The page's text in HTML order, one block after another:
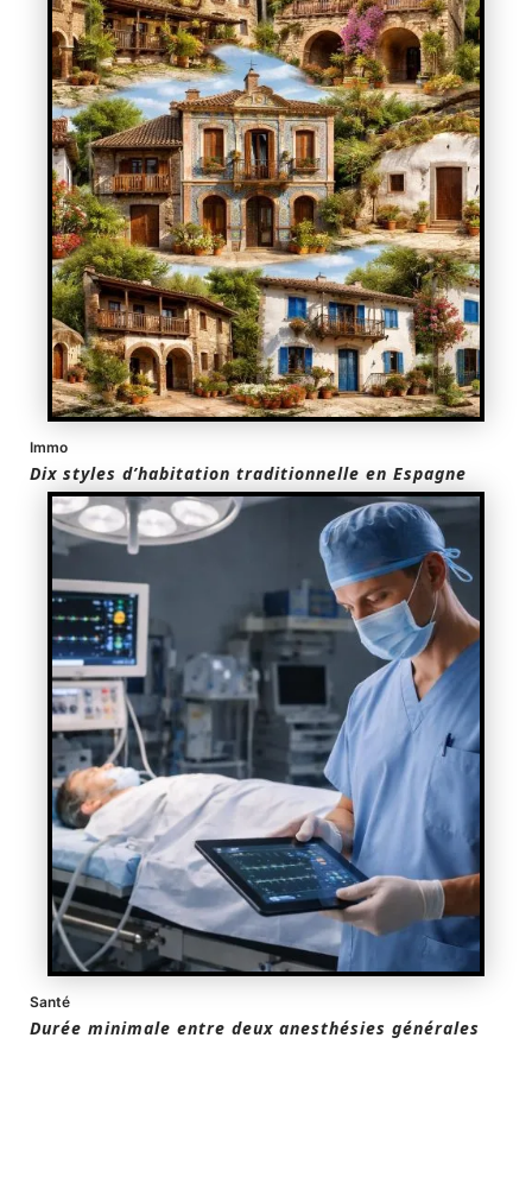
Immo
Dix styles d’habitation traditionnelle en Espagne
Santé
Durée minimale entre deux anesthésies générales